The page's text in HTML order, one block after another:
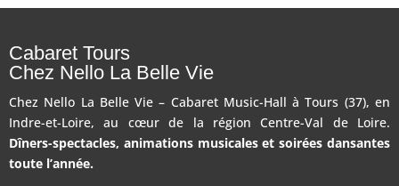
Cabaret Tours
Chez Nello La Belle Vie
Chez Nello La Belle Vie – Cabaret Music-Hall à Tours (37), en
Indre-et-Loire, au cœur de la région Centre-Val de Loire.
Dîners-spectacles, animations musicales et soirées dansantes
toute l’année.